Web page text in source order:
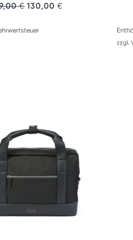
€ Ursprünglicher Preis war:
130,00 € Aktueller Preis ist:
zzgl.